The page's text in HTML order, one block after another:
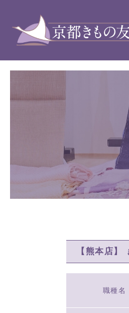
【熊本店】
職種名